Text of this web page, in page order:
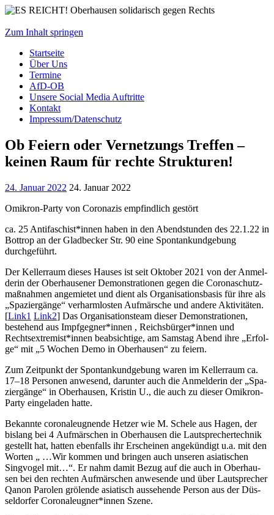
Zum Inhalt springen
Start­sei­te
Über Uns
Ter­mi­ne
AfD-OB
Unse­re Social Media Auftritte
Kon­takt
Impressum/Datenschutz
Ob Fei­ern oder Ver­net­zungs Tref­fen –
kei­nen Raum für rech­te Strukturen!
24. Januar 2022 24. Januar 2022
Omi­kron-Par­ty von Coro­na­zis emp­find­lich gestört
ca. 25 Antifaschist*innen haben in den Abend­stun­den des 22.1.22 in
Bot­trop an der Glad­be­cker Str. 90 eine Spon­tan­kund­ge­bung
durchgeführt.
Der Kel­ler­raum die­ses Hau­ses ist seit Okto­ber 2021 von der Anmel­
de­rin der Ober­hau­se­ner Demons­tra­tio­nen gegen die Coro­naschutz­
maß­nah­men ange­mie­tet und dient als Orga­ni­sa­ti­ons­ba­sis für ihre als
„Spa­zier­gän­ge“ ver­harm­los­ten Auf­mär­sche und ande­re Akti­vi­tä­ten.
[Link1 Link2] Das Orga­ni­sa­ti­ons­team die­ser Demons­tra­tio­nen,
bestehend aus Impfgegner*innen , Reichsbürger*innen und
Rechtsextremist*innen beab­sich­ti­ge, am Sams­tag Abend ihre „Erfol­
ge“ mit „5 Wochen Demo in Ober­hau­sen“ zu feiern.
Zum Zeit­punkt der Spon­tan­kund­ge­bung waren im Kel­ler­raum ca.
17–18 Per­so­nen anwe­send, dar­un­ter auch die Anmel­de­rin der „Spa­
zier­gän­ge“ in Ober­hau­sen, Kris­tin U., die auch zu die­ser Omi­kron-
Par­ty ein­ge­la­den hatte.
Bekann­te coro­na­leug­nen­de Het­zer wie M. Sche­le aus Hagen, der
bis­lang bei 4 Auf­mär­schen in Ober­hau­sen die Laut­spre­cher­tech­nik
gestellt hat, hat­ten eben­falls ihr Erschei­nen ange­kün­digt u.a. mit den
Wor­ten „ …Wir kom­men und brin­gen auch unse­ren asia­ti­schen
Sing­vo­gel mit…“. Er nahm damit Bezug auf die auch in Ober­hau­
sen bei den rech­ten Auf­mär­schen anwe­sen­de und über Laut­spre­cher
Qanon Paro­len grö­len­de asia­tisch aus­se­hen­de Per­son aus der Düs­
sel­dor­fer Coronaleugner*innen Szene.